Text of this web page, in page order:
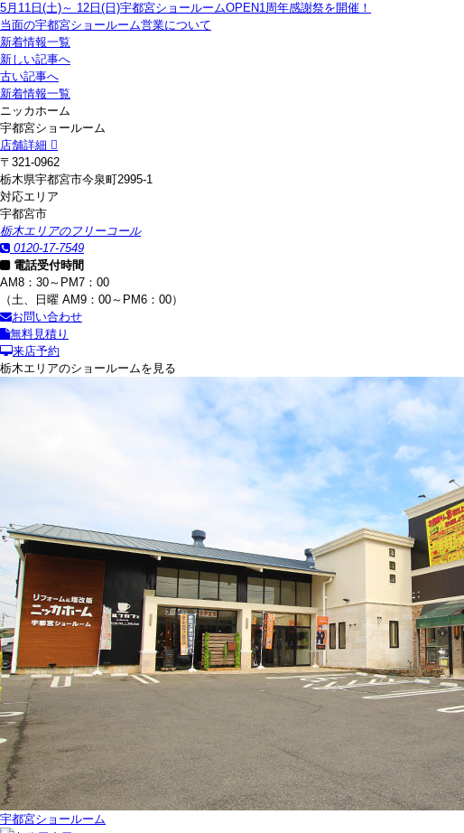
5月11日(土)～ 12日(日)宇都宮ショールームOPEN1周年感謝祭を開催！
当面の宇都宮ショールーム営業について
新着情報一覧
新しい記事へ
古い記事へ
新着情報一覧
ニッカホーム
宇都宮ショールーム
店舗詳細
〒321-0962
栃木県宇都宮市今泉町2995-1
対応エリア
宇都宮市
栃木エリアのフリーコール
0120-17-7549
電話受付時間
AM8：30～PM7：00
（土、日曜 AM9：00～PM6：00）
お問い合わせ
無料見積り
来店予約
栃木エリアのショールームを見る
宇都宮ショールーム